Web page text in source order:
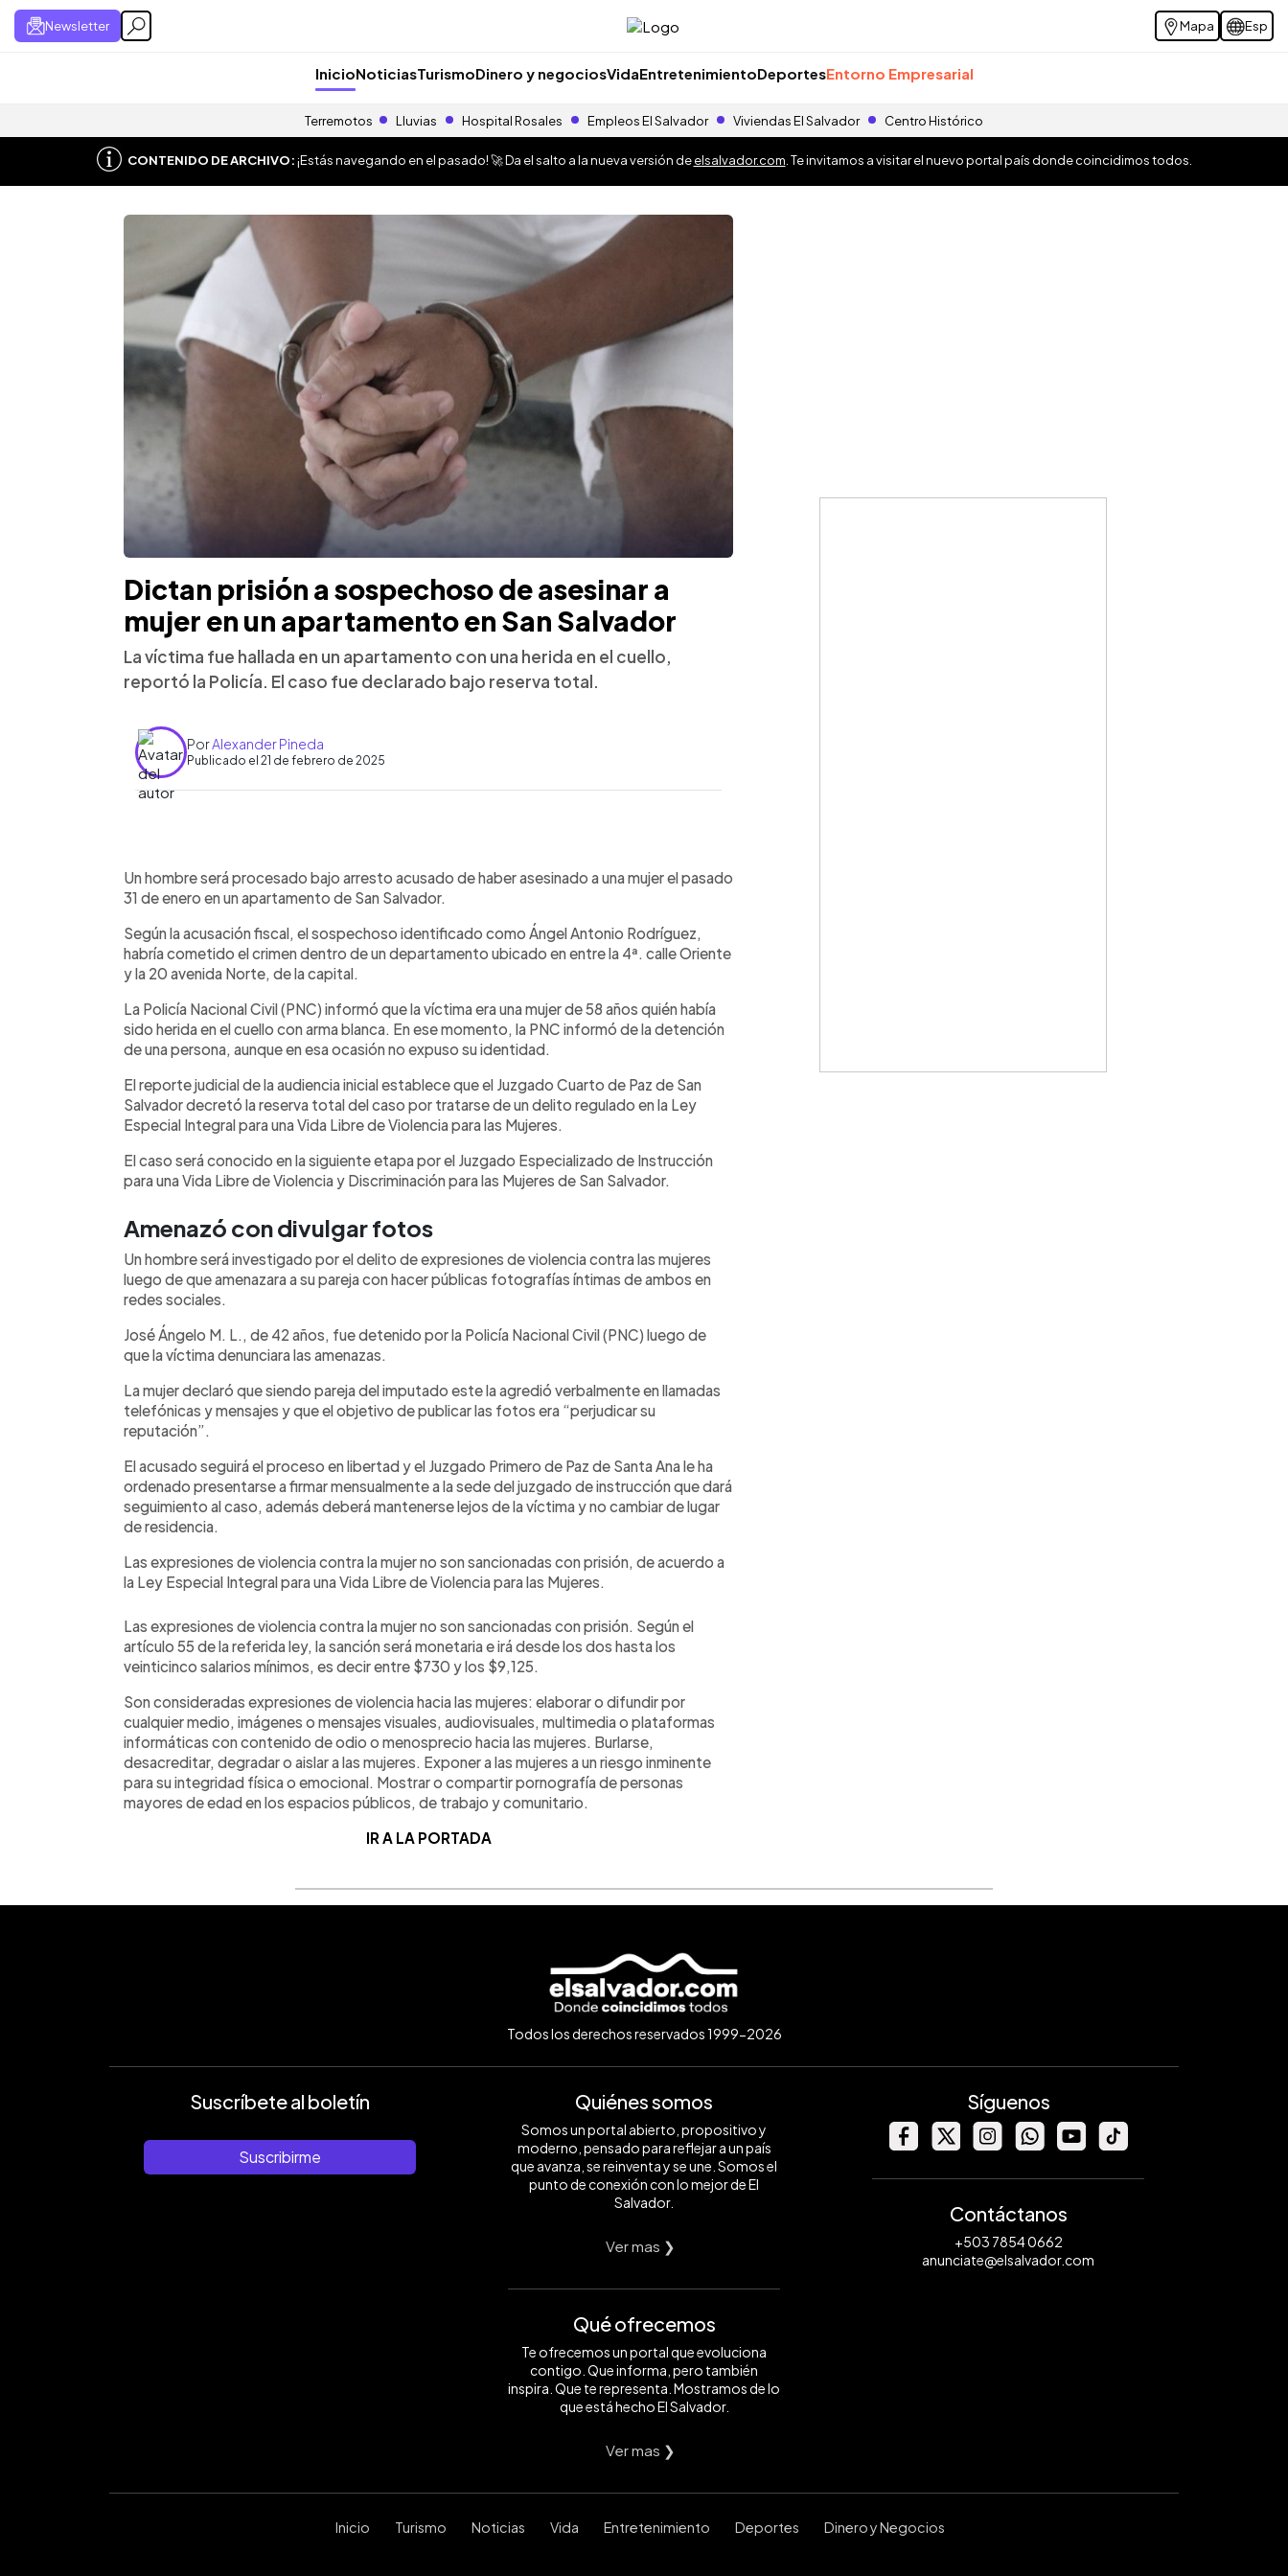
Newsletter Mapa Esp
InicioNoticiasTurismoDinero y negociosVidaEntretenimientoDeportesEntorno Empresarial
Terremotos Lluvias Hospital Rosales Empleos El Salvador Viviendas El Salvador Centro Histórico
CONTENIDO DE ARCHIVO:¡Estás navegando en el pasado! 🚀 Da el salto a la nueva versión deelsalvador.com . Te invitamos a visitar el nuevo portal país donde coincidimos todos.
Dictan prisión a sospechoso de asesinar a
mujer en un apartamento en San Salvador
La víctima fue hallada en un apartamento con una herida en el cuello,
reportó la Policía. El caso fue declarado bajo reserva total.
PorAlexander Pineda
Publicado el 21 de febrero de 2025
Escuchar artículo
Un hombre será procesado bajo arresto acusado de haber asesinado a una mujer el pasado
31 de enero en un apartamento de San Salvador.
Según la acusación fiscal, el sospechoso identificado como Ángel Antonio Rodríguez,
habría cometido el crimen dentro de un departamento ubicado en entre la 4ª. calle Oriente
y la 20 avenida Norte, de la capital.
La Policía Nacional Civil (PNC) informó que la víctima era una mujer de 58 años quién había
sido herida en el cuello con arma blanca. En ese momento, la PNC informó de la detención
de una persona, aunque en esa ocasión no expuso su identidad.
El reporte judicial de la audiencia inicial establece que el Juzgado Cuarto de Paz de San
Salvador decretó la reserva total del caso por tratarse de un delito regulado en la Ley
Especial Integral para una Vida Libre de Violencia para las Mujeres.
El caso será conocido en la siguiente etapa por el Juzgado Especializado de Instrucción
para una Vida Libre de Violencia y Discriminación para las Mujeres de San Salvador.
Amenazó con divulgar fotos
Un hombre será investigado por el delito de expresiones de violencia contra las mujeres
luego de que amenazara a su pareja con hacer públicas fotografías íntimas de ambos en
redes sociales.
José Ángelo M. L., de 42 años, fue detenido por la Policía Nacional Civil (PNC) luego de
que la víctima denunciara las amenazas.
La mujer declaró que siendo pareja del imputado este la agredió verbalmente en llamadas
telefónicas y mensajes y que el objetivo de publicar las fotos era “perjudicar su
reputación”.
El acusado seguirá el proceso en libertad y el Juzgado Primero de Paz de Santa Ana le ha
ordenado presentarse a firmar mensualmente a la sede del juzgado de instrucción que dará
seguimiento al caso, además deberá mantenerse lejos de la víctima y no cambiar de lugar
de residencia.
Las expresiones de violencia contra la mujer no son sancionadas con prisión, de acuerdo a
la Ley Especial Integral para una Vida Libre de Violencia para las Mujeres.
Las expresiones de violencia contra la mujer no son sancionadas con prisión. Según el
artículo 55 de la referida ley, la sanción será monetaria e irá desde los dos hasta los
veinticinco salarios mínimos, es decir entre $730 y los $9,125.
Son consideradas expresiones de violencia hacia las mujeres: elaborar o difundir por
cualquier medio, imágenes o mensajes visuales, audiovisuales, multimedia o plataformas
informáticas con contenido de odio o menosprecio hacia las mujeres. Burlarse,
desacreditar, degradar o aislar a las mujeres. Exponer a las mujeres a un riesgo inminente
para su integridad física o emocional. Mostrar o compartir pornografía de personas
mayores de edad en los espacios públicos, de trabajo y comunitario.
IR A LA PORTADA
Todos los derechos reservados 1999-2026
Suscríbete al boletín
Suscribirme
Quiénes somos
Somos un portal abierto, propositivo y
moderno, pensado para reflejar a un país
que avanza, se reinventa y se une. Somos el
punto de conexión con lo mejor de El
Salvador.
Ver mas ❯
Qué ofrecemos
Te ofrecemos un portal que evoluciona
contigo. Que informa, pero también
inspira. Que te representa. Mostramos de lo
que está hecho El Salvador.
Ver mas ❯
Síguenos
Contáctanos
+503 7854 0662
anunciate@elsalvador.com
Inicio Turismo Noticias Vida Entretenimiento Deportes Dinero y Negocios